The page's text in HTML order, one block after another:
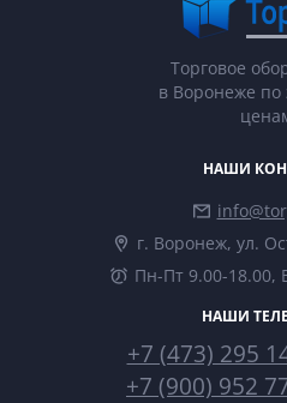
Торговое
в Воронеже
НАШИ
г. Воронеж, ул.
Пн-Пт 9.00-18.00,
НАШИ
+7 (473) 295
+7 (900) 952